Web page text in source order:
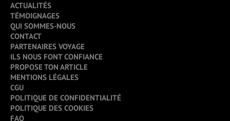
ACTUALITÉS
TÉMOIGNAGES
QUI SOMMES-NOUS
CONTACT
PARTENAIRES VOYAGE
ILS NOUS FONT CONFIANCE
PROPOSE TON ARTICLE
MENTIONS LÉGALES
CGU
POLITIQUE DE CONFIDENTIALITÉ
POLITIQUE DES COOKIES
FAQ